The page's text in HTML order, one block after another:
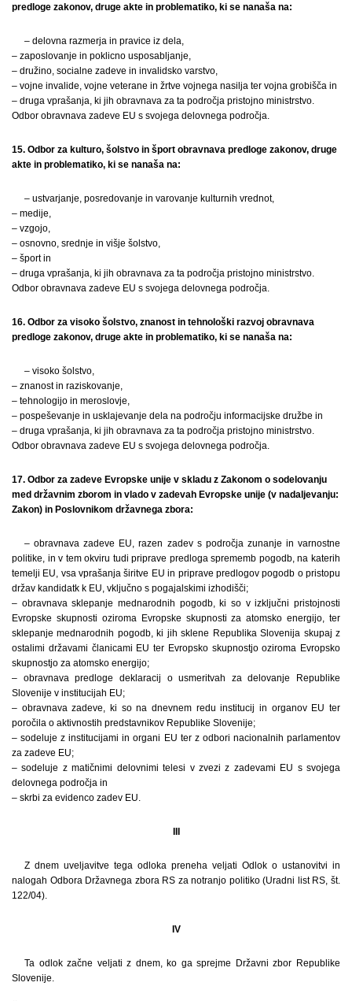
predloge zakonov, druge akte in problematiko, ki se nanaša na:
– delovna razmerja in pravice iz dela,
– zaposlovanje in poklicno usposabljanje,
– družino, socialne zadeve in invalidsko varstvo,
– vojne invalide, vojne veterane in žrtve vojnega nasilja ter vojna grobišča in
– druga vprašanja, ki jih obravnava za ta področja pristojno ministrstvo.
Odbor obravnava zadeve EU s svojega delovnega področja.
15. Odbor za kulturo, šolstvo in šport obravnava predloge zakonov, druge
akte in problematiko, ki se nanaša na:
– ustvarjanje, posredovanje in varovanje kulturnih vrednot,
– medije,
– vzgojo,
– osnovno, srednje in višje šolstvo,
– šport in
– druga vprašanja, ki jih obravnava za ta področja pristojno ministrstvo.
Odbor obravnava zadeve EU s svojega delovnega področja.
16. Odbor za visoko šolstvo, znanost in tehnološki razvoj obravnava
predloge zakonov, druge akte in problematiko, ki se nanaša na:
– visoko šolstvo,
– znanost in raziskovanje,
– tehnologijo in meroslovje,
– pospeševanje in usklajevanje dela na področju informacijske družbe in
– druga vprašanja, ki jih obravnava za ta področja pristojno ministrstvo.
Odbor obravnava zadeve EU s svojega delovnega področja.
17. Odbor za zadeve Evropske unije v skladu z Zakonom o sodelovanju
med državnim zborom in vlado v zadevah Evropske unije (v nadaljevanju:
Zakon) in Poslovnikom državnega zbora:
– obravnava zadeve EU, razen zadev s področja zunanje in varnostne
politike, in v tem okviru tudi priprave predloga sprememb pogodb, na katerih
temelji EU, vsa vprašanja širitve EU in priprave predlogov pogodb o pristopu
držav kandidatk k EU, vključno s pogajalskimi izhodišči;
– obravnava sklepanje mednarodnih pogodb, ki so v izključni pristojnosti
Evropske skupnosti oziroma Evropske skupnosti za atomsko energijo, ter
sklepanje mednarodnih pogodb, ki jih sklene Republika Slovenija skupaj z
ostalimi državami članicami EU ter Evropsko skupnostjo oziroma Evropsko
skupnostjo za atomsko energijo;
– obravnava predloge deklaracij o usmeritvah za delovanje Republike
Slovenije v institucijah EU;
– obravnava zadeve, ki so na dnevnem redu institucij in organov EU ter
poročila o aktivnostih predstavnikov Republike Slovenije;
– sodeluje z institucijami in organi EU ter z odbori nacionalnih parlamentov
za zadeve EU;
– sodeluje z matičnimi delovnimi telesi v zvezi z zadevami EU s svojega
delovnega področja in
– skrbi za evidenco zadev EU.
III
Z dnem uveljavitve tega odloka preneha veljati Odlok o ustanovitvi in
nalogah Odbora Državnega zbora RS za notranjo politiko (Uradni list RS, št.
122/04).
IV
Ta odlok začne veljati z dnem, ko ga sprejme Državni zbor Republike
Slovenije.